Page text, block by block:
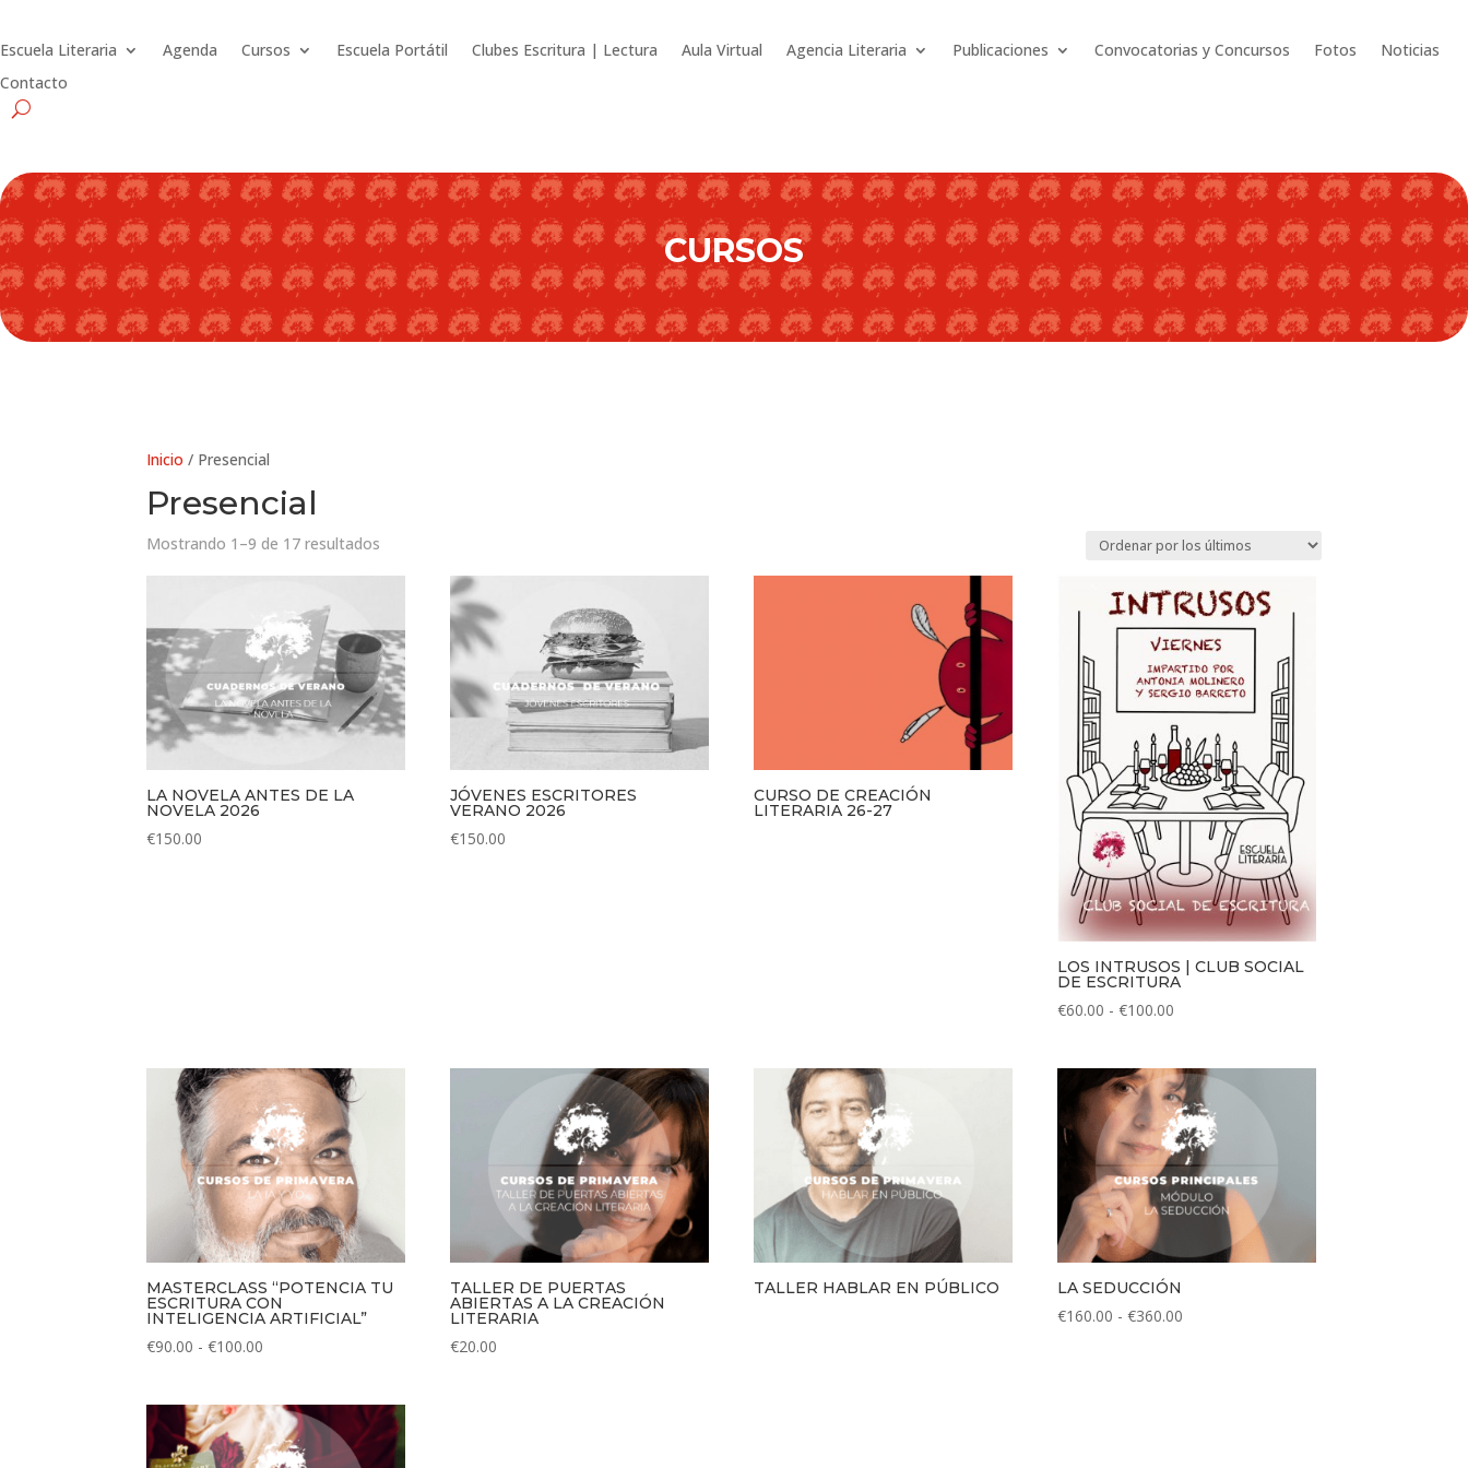
Escuela Literaria Agenda Cursos Escuela Portátil Clubes Escritura | Lectura Aula Virtual Agencia Literaria Publicaciones Convocatorias y Concursos Fotos
Noticias
Contacto
CURSOS
Inicio / Presencial
Presencial
Mostrando 1–9 de 17 resultados
LA NOVELA ANTES DE LA
NOVELA 2026
€150.00
JÓVENES ESCRITORES
VERANO 2026
€150.00
CURSO DE CREACIÓN
LITERARIA 26-27
LOS INTRUSOS | CLUB SOCIAL
DE ESCRITURA
€60.00 - €100.00
desde
€60.00
hasta
€100.00
MASTERCLASS “POTENCIA TU
ESCRITURA CON
INTELIGENCIA ARTIFICIAL”
€90.00 - €100.00
desde
€90.00
TALLER DE PUERTAS
ABIERTAS A LA CREACIÓN
LITERARIA
€20.00
TALLER HABLAR EN PÚBLICO LA SEDUCCIÓN
€160.00 - €360.00